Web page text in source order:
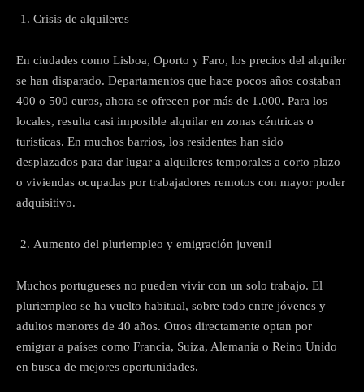
Crisis de alquileres
En ciudades como Lisboa, Oporto y Faro, los precios del alquiler
se han disparado. Departamentos que hace pocos años costaban
400 o 500 euros, ahora se ofrecen por más de 1.000. Para los
locales, resulta casi imposible alquilar en zonas céntricas o
turísticas. En muchos barrios, los residentes han sido
desplazados para dar lugar a alquileres temporales a corto plazo
o viviendas ocupadas por trabajadores remotos con mayor poder
adquisitivo.
Aumento del pluriempleo y emigración juvenil
Muchos portugueses no pueden vivir con un solo trabajo. El
pluriempleo se ha vuelto habitual, sobre todo entre jóvenes y
adultos menores de 40 años. Otros directamente optan por
emigrar a países como Francia, Suiza, Alemania o Reino Unido
en busca de mejores oportunidades.